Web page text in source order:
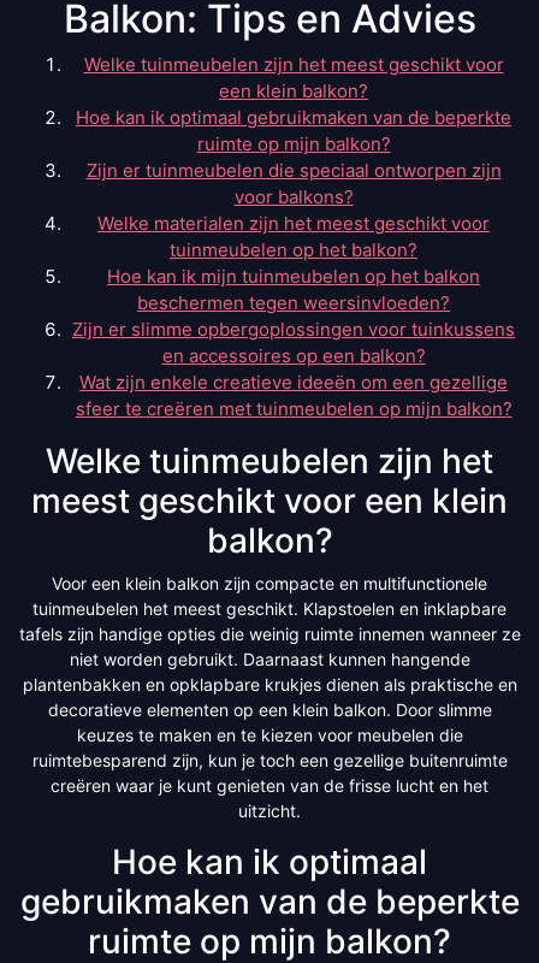
Balkon: Tips en Advies
Welke tuinmeubelen zijn het meest geschikt voor
een klein balkon?
Hoe kan ik optimaal gebruikmaken van de beperkte
ruimte op mijn balkon?
Zijn er tuinmeubelen die speciaal ontworpen zijn
voor balkons?
Welke materialen zijn het meest geschikt voor
tuinmeubelen op het balkon?
Hoe kan ik mijn tuinmeubelen op het balkon
beschermen tegen weersinvloeden?
Zijn er slimme opbergoplossingen voor tuinkussens
en accessoires op een balkon?
Wat zijn enkele creatieve ideeën om een gezellige
sfeer te creëren met tuinmeubelen op mijn balkon?
Welke tuinmeubelen zijn het
meest geschikt voor een klein
balkon?
Voor een klein balkon zijn compacte en multifunctionele
tuinmeubelen het meest geschikt. Klapstoelen en inklapbare
tafels zijn handige opties die weinig ruimte innemen wanneer ze
niet worden gebruikt. Daarnaast kunnen hangende
plantenbakken en opklapbare krukjes dienen als praktische en
decoratieve elementen op een klein balkon. Door slimme
keuzes te maken en te kiezen voor meubelen die
ruimtebesparend zijn, kun je toch een gezellige buitenruimte
creëren waar je kunt genieten van de frisse lucht en het
uitzicht.
Hoe kan ik optimaal
gebruikmaken van de beperkte
ruimte op mijn balkon?